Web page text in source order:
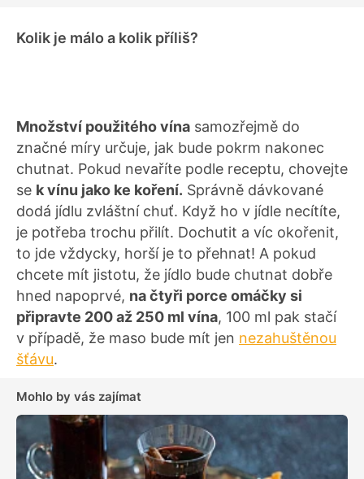
Kolik je málo a kolik příliš?
Množství použitého vína samozřejmě do
značné míry určuje, jak bude pokrm nakonec
chutnat. Pokud nevaříte podle receptu, chovejte
se k vínu jako ke koření. Správně dávkované
dodá jídlu zvláštní chuť. Když ho v jídle necítíte,
je potřeba trochu přilít. Dochutit a víc okořenit,
to jde vždycky, horší je to přehnat! A pokud
chcete mít jistotu, že jídlo bude chutnat dobře
hned napoprvé, na čtyři porce omáčky si
připravte 200 až 250 ml vína, 100 ml pak stačí
v případě, že maso bude mít jen nezahuštěnou
šťávu.
Mohlo by vás zajímat